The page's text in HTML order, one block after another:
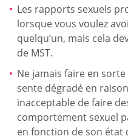
Les rapports sexuels
lorsque vous voulez
quelqu’un, mais cela
de MST.
Ne jamais faire en
sente dégradé en
inacceptable de faire
comportement sexuel
en fonction de son état